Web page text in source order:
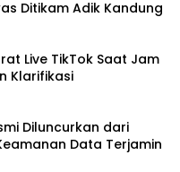
Ditikam Adik Kandung
Live TikTok Saat Jam
Klarifikasi
Diluncurkan dari
Data Terjamin